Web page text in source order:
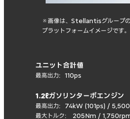
※画像は、Stellantisグループ
プラットフォームイメージです。
ユニット合計値
最高出力：110ps
1.2ℓガソリンターボエンジン
最高出力：74kW (101ps) /
最大トルク： 205Nm /